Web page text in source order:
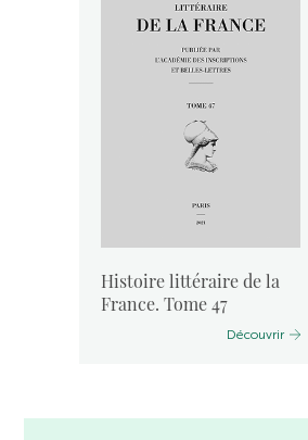
Histoire littéraire de la
France. Tome 47
Découvrir